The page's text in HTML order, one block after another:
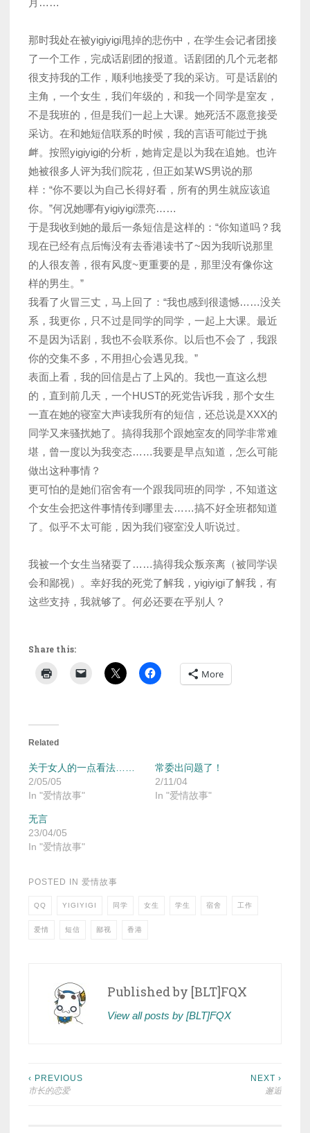
月……
那时我处在被yigiyigi甩掉的悲伤中，在学生会记者团接
了一个工作，完成话剧团的报道。话剧团的几个元老都
很支持我的工作，顺利地接受了我的采访。可是话剧的
主角，一个女生，我们年级的，和我一个同学是室友，
不是我班的，但是我们一起上大课。她死活不愿意接受
采访。在和她短信联系的时候，我的言语可能过于挑
衅。按照yigiyigi的分析，她肯定是以为我在追她。也许
她被很多人评为我们院花，但正如某WS男说的那
样：“你不要以为自己长得好看，所有的男生就应该追
你。”何况她哪有yigiyigi漂亮……
于是我收到她的最后一条短信是这样的：“你知道吗？我
现在已经有点后悔没有去香港读书了~因为我听说那里
的人很友善，很有风度~更重要的是，那里没有像你这
样的男生。”
我看了火冒三丈，马上回了：“我也感到很遗憾……没关
系，我更你，只不过是同学的同学，一起上大课。最近
不是因为话剧，我也不会联系你。以后也不会了，我跟
你的交集不多，不用担心会遇见我。”
表面上看，我的回信是占了上风的。我也一直这么想
的，直到前几天，一个HUST的死党告诉我，那个女生
一直在她的寝室大声读我所有的短信，还总说是XXX的
同学又来骚扰她了。搞得我那个跟她室友的同学非常难
堪，曾一度以为我变态……我要是早点知道，怎么可能
做出这种事情？
更可怕的是她们宿舍有一个跟我同班的同学，不知道这
个女生会把这件事情传到哪里去……搞不好全班都知道
了。似乎不太可能，因为我们寝室没人听说过。
我被一个女生当猪耍了……搞得我众叛亲离（被同学误
会和鄙视）。幸好我的死党了解我，yigiyigi了解我，有
这些支持，我就够了。何必还要在乎别人？
Share this:
More
Related
关于女人的一点看法……
2/05/05
In "爱情故事"
常委出问题了！
2/11/04
In "爱情故事"
无言
23/04/05
In "爱情故事"
POSTED IN 爱情故事
QQ YIGIYIGI 同学 女生 学生 宿舍 工作
爱情 短信 鄙视 香港
Published by [BLT]FQX
View all posts by [BLT]FQX
Post
‹ PREVIOUS
市长的恋爱
NEXT ›
邂逅